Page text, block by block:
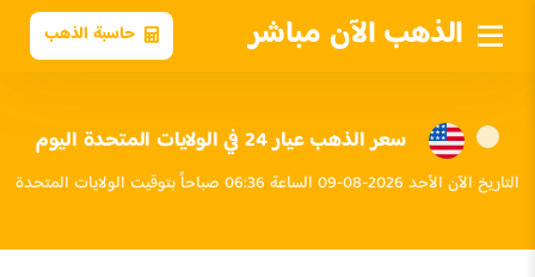
الذهب الآن مباشر حاسبة الذهب
سعر الذهب عيار 24 في الولايات المتحدة اليوم
التاريخ الآن الأحد 2026-08-09 الساعة 06:36 صباحاً بتوقيت الولايات المتحدة